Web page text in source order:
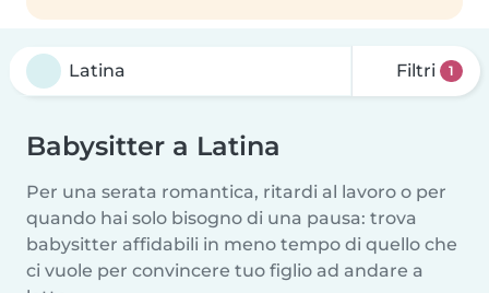
Filtri 1
Babysitter a Latina
Per una serata romantica, ritardi al lavoro o per
quando hai solo bisogno di una pausa: trova
babysitter affidabili in meno tempo di quello che
ci vuole per convincere tuo figlio ad andare a